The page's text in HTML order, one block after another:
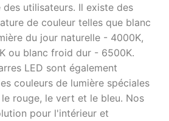
utilisateurs. Il existe des
de couleur telles que blanc
du jour naturelle - 4000K,
ou blanc froid dur - 6500K.
LED sont également
couleurs de lumière spéciales
rouge, le vert et le bleu. Nos
pour l'intérieur et